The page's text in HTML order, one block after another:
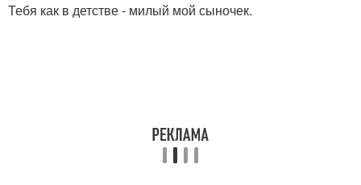
Тебя как в детстве - милый мой сыночек.